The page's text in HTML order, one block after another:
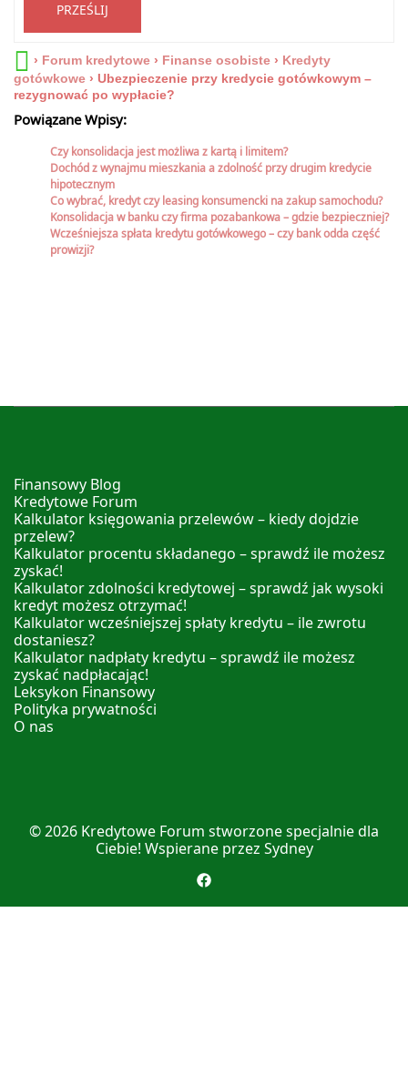
PRZEŚLIJ
› Forum kredytowe › Finanse osobiste › Kredyty
gotówkowe › Ubezpieczenie przy kredycie gotówkowym –
rezygnować po wypłacie?
Powiązane Wpisy:
Czy konsolidacja jest możliwa z kartą i limitem?
Dochód z wynajmu mieszkania a zdolność przy drugim kredycie
hipotecznym
Co wybrać, kredyt czy leasing konsumencki na zakup samochodu?
Konsolidacja w banku czy firma pozabankowa – gdzie bezpieczniej?
Wcześniejsza spłata kredytu gotówkowego – czy bank odda część
prowizji?
Finansowy Blog
Kredytowe Forum
Kalkulator księgowania przelewów – kiedy dojdzie
przelew?
Kalkulator procentu składanego – sprawdź ile możesz
zyskać!
Kalkulator zdolności kredytowej – sprawdź jak wysoki
kredyt możesz otrzymać!
Kalkulator wcześniejszej spłaty kredytu – ile zwrotu
dostaniesz?
Kalkulator nadpłaty kredytu – sprawdź ile możesz
zyskać nadpłacając!
Leksykon Finansowy
Polityka prywatności
O nas
© 2026 Kredytowe Forum stworzone specjalnie dla
Ciebie! Wspierane przez Sydney